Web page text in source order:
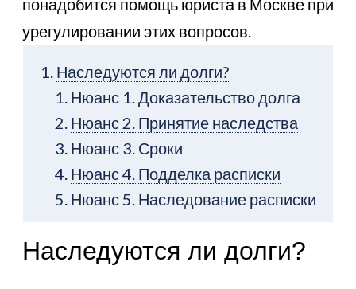
понадобится помощь юриста в Москве при
урегулировании этих вопросов.
Наследуются ли долги?
Нюанс 1. Доказательство долга
Нюанс 2. Принятие наследства
Нюанс 3. Сроки
Нюанс 4. Подделка расписки
Нюанс 5. Наследование расписки
Наследуются ли долги?